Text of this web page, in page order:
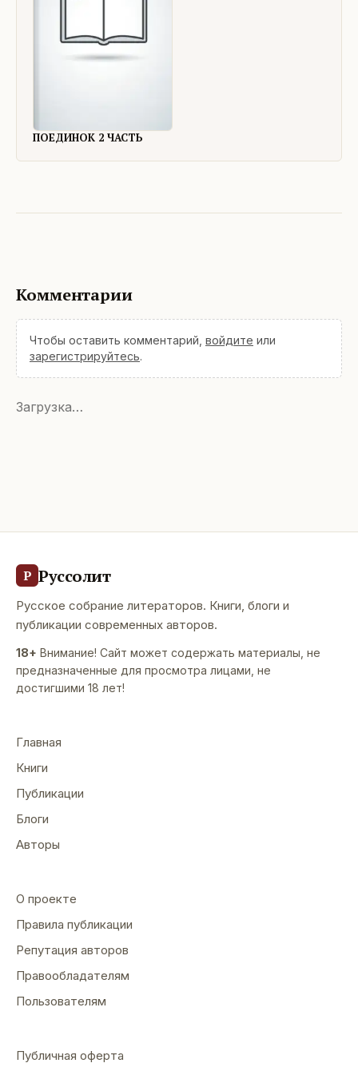
ПОЕДИНОК 2 ЧАСТЬ
Комментарии
Чтобы оставить комментарий, войдите или
зарегистрируйтесь.
Загрузка…
Р Руссолит
Русское собрание литераторов. Книги, блоги и
публикации современных авторов.
18+ Внимание! Сайт может содержать материалы, не
предназначенные для просмотра лицами, не
достигшими 18 лет!
Главная
Книги
Публикации
Блоги
Авторы
О проекте
Правила публикации
Репутация авторов
Правообладателям
Пользователям
Публичная оферта